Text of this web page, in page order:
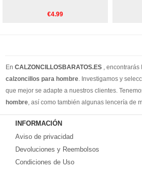
€4.99
En CALZONCILLOSBARATOS.ES
,
calzoncillos para hombre . Investigamos y
que mejor se adapte a nuestros clientes.
hombre , así como también algunas lencería de
Armain, Versace, Ralph Lauren. Además de
cotidiano, también tenemos calzoncillos para
hombres. Creemos que puede encontrar todos
necesita en nuestro sitio web. Puedes encontrar
online. Recuerde, si no está satisfecho, tiene 15
INFORMACIÓN
Aviso de privacidad
Devoluciones y Reembolsos
Condiciones de Uso